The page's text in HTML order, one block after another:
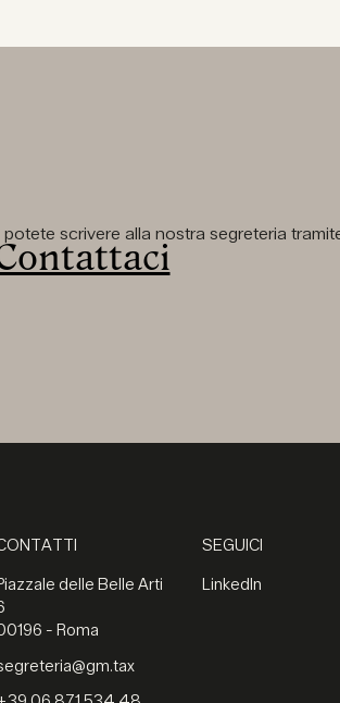
scrivere alla nostra segreteria
delle Belle Arti
- Roma
SEGUICI
LinkedIn